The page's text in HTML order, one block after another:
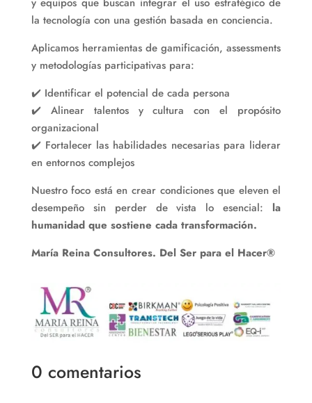
y equipos que buscan integrar el uso estratégico de
la tecnología con una gestión basada en conciencia.
Aplicamos herramientas de gamificación, assessments
y metodologías participativas para:
✔️ Identificar el potencial de cada persona
✔️ Alinear talentos y cultura con el propósito
organizacional
✔️ Fortalecer las habilidades necesarias para liderar
en entornos complejos
Nuestro foco está en crear condiciones que eleven el
desempeño sin perder de vista lo esencial: la
humanidad que sostiene cada transformación.
María Reina Consultores. Del Ser para el Hacer®
0 comentarios